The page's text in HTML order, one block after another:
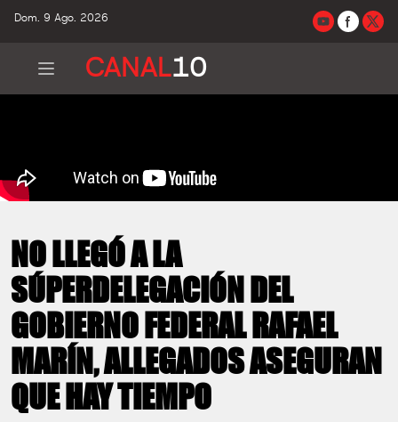
Dom. 9 Ago. 2026
CANAL10
NO LLEGÓ A LA
SÚPERDELEGACIÓN DEL
GOBIERNO FEDERAL RAFAEL
MARÍN, ALLEGADOS ASEGURAN
QUE HAY TIEMPO